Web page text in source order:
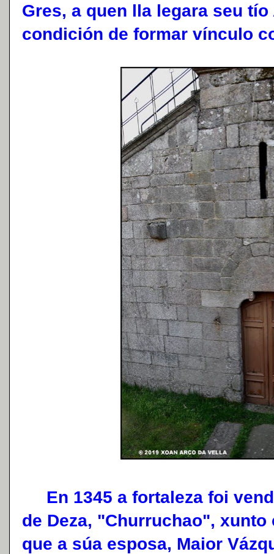
Gres, a quen lla legara seu
condición de formar vínculo
En 1345 a fortaleza foi
de Deza, "Churruchao",
que a súa esposa, Maior